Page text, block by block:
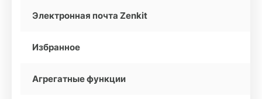
Электронная почта Zenkit
Избранное
Агрегатные функции